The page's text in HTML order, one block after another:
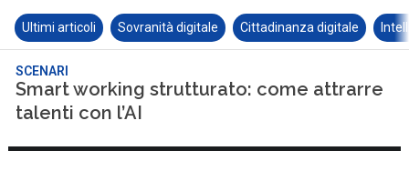
Ultimi articoli Sovranità digitale Cittadinanza digitale
SCENARI
Smart working strutturato: come attrarre
talenti con l’AI